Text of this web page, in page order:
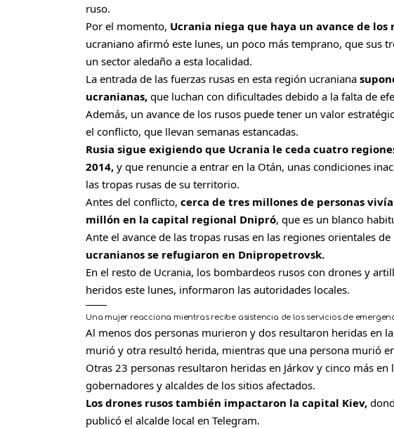
ruso.
Por el momento, Ucrania niega que haya un avance de
ucraniano afirmó este lunes, un poco más temprano, que sus
un sector aledaño a esta localidad.
La entrada de las fuerzas rusas en esta región ucraniana
ucranianas, que luchan con dificultades debido a la falta de
Además, un avance de los rusos puede tener un valor
el conflicto, que llevan semanas estancadas.
Rusia sigue exigiendo que Ucrania le ceda cuatro
2014, y que renuncie a entrar en la Otán, unas condiciones
las tropas rusas de su territorio.
Antes del conflicto, cerca de tres millones de personas
millón en la capital regional Dnipró, que es un blanco
Ante el avance de las tropas rusas en las regiones orientales de
ucranianos se refugiaron en Dnipropetrovsk.
En el resto de Ucrania, los bombardeos rusos con drones y
heridos este lunes, informaron las autoridades locales.
Una mujer reacciona mientras recibe asistencia de los servicios de
Al menos dos personas murieron y dos resultaron heridas en
murió y otra resultó herida, mientras que una persona murió
Otras 23 personas resultaron heridas en Járkov y cinco más
gobernadores y alcaldes de los sitios afectados.
Los drones rusos también impactaron la capital Kiev,
publicó el alcalde local en Telegram.